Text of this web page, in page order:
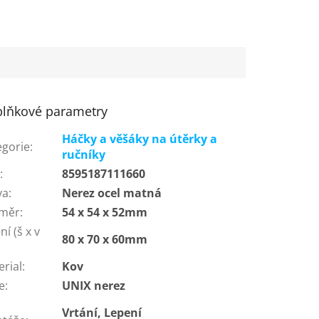
parametry
:
Háčky a věšáky na útěrky a
ručníky
:
8595187111660
:
Nerez ocel matná
:
54 x 54 x 52mm
(š x v
80 x 70 x 60mm
:
Kov
:
UNIX nerez
Vrtání, Lepení